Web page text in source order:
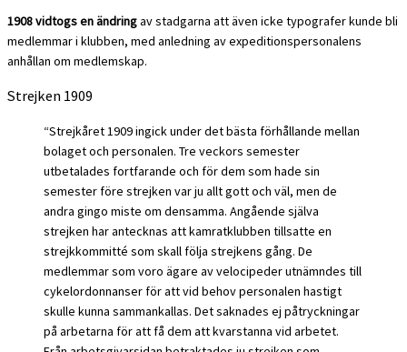
1908 vidtogs en ändringav stadgarna att även icke typografer kunde bli
medlemmar i klubben, med anledning av expeditionspersonalens
anhållan om medlemskap.
Strejken 1909
“Strejkåret 1909 ingick under det bästa förhållande mellan
bolaget och personalen. Tre veckors semester
utbetalades fortfarande och för dem som hade sin
semester före strejken var ju allt gott och väl, men de
andra gingo miste om densamma. Angående själva
strejken har antecknas att kamratklubben tillsatte en
strejkkommitté som skall följa strejkens gång. De
medlemmar som voro ägare av velocipeder utnämndes till
cykelordonnanser för att vid behov personalen hastigt
skulle kunna sammankallas. Det saknades ej påtryckningar
på arbetarna för att få dem att kvarstanna vid arbetet.